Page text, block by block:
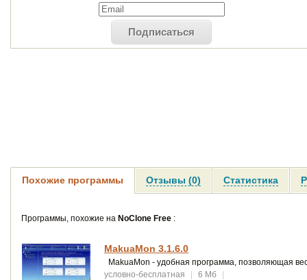
Подписаться
Похожие программы Отзывы (0) Статистика
Программы, похожие на NoClone Free :
MakuaMon 3.1.6.0
MakuaMon - удобная программа, позволяющая
условно-бесплатная
| 6 Мб |